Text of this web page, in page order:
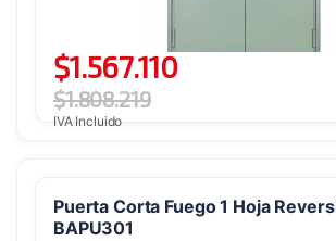
$1.567.110
$1.808.219
IVA Incluido
Puerta Corta Fuego 1 Hoja
BAPU301